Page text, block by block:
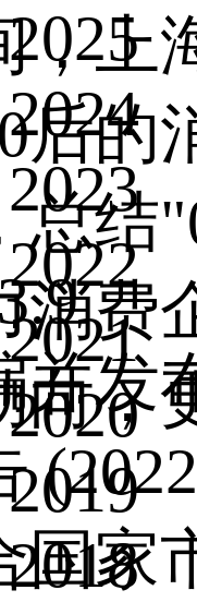
，上
后的
总结
消费
向，
并发
国家
2025
2024
2023
2022
2021
2020
2019
2018